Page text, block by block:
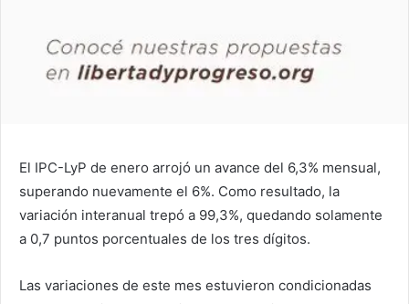
El IPC-LyP de enero arrojó un avance del 6,3% mensual,
superando nuevamente el 6%. Como resultado, la
variación interanual trepó a 99,3%, quedando solamente
a 0,7 puntos porcentuales de los tres dígitos.
Las variaciones de este mes estuvieron condicionadas